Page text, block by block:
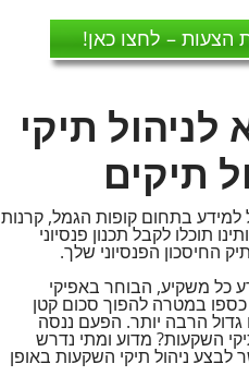
הצעות – לחצו כאן!
תיקי
תיקים
למידע בתחום קופות הגמל, קרנות
תוכלו לקבל תכנון פנסיוני
החיסכון הפנסיוני שלך.
כל משקיע, הבוחר באפיקי
במטרה להפוך סכום קטן
גדול הרבה יותר. הפעם ננסה
השקעות? מדוע ומתי נדרש
ניהול תיקי השקעות באופן